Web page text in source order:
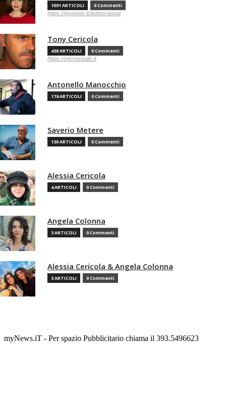
1091 ARTICOLI 0 Commenti
https://mynews.it/author/ansa/
Tony Cericola
438 ARTICOLI 0 Commenti
https://microstudio.it
Antonello Manocchio
174 ARTICOLI 0 Commenti
Saverio Metere
130 ARTICOLI 0 Commenti
Alessia Cericola
4 ARTICOLI 0 Commenti
Angela Colonna
3 ARTICOLI 0 Commenti
Alessia Cericola & Angela Colonna
3 ARTICOLI 0 Commenti
myNews.iT - Per spazio Pubblicitario chiama il 393.5496623